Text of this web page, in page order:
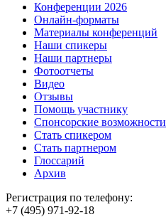
Конференции 2026
Онлайн-форматы
Материалы конференций
Наши спикеры
Наши партнеры
Фотоотчеты
Видео
Отзывы
Помощь участнику
Спонсорские возможности
Стать спикером
Стать партнером
Глоссарий
Архив
Регистрация по телефону:
+7 (495) 971-92-18